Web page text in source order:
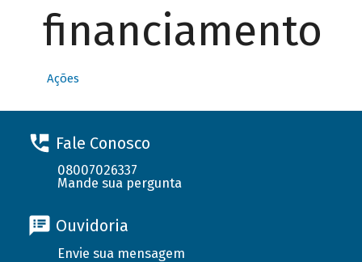
financiamento
Ações
Fale Conosco
08007026337
Mande sua pergunta
Ouvidoria
Envie sua mensagem